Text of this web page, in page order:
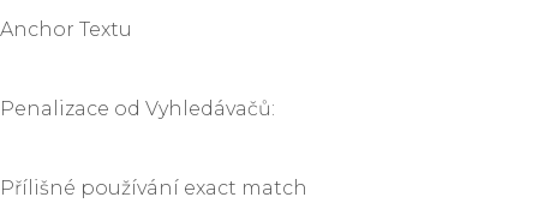
Anchor Textu
Penalizace od Vyhledávačů:
Přílišné používání exact match